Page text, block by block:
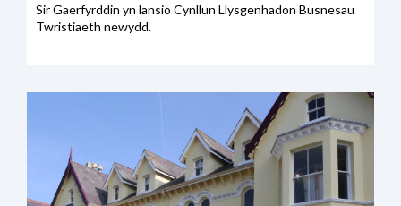
Sir Gaerfyrddin yn lansio Cynllun Llysgenhadon Busnesau
Twristiaeth newydd.